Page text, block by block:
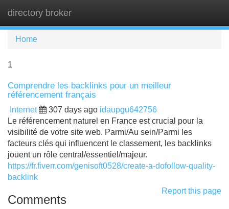
directory broker
Home
1
Comprendre les backlinks pour un meilleur
référencement français
Internet 307 days ago idaupgu642756
Le référencement naturel en France est crucial pour la
visibilité de votre site web. Parmi/Au sein/Parmi les
facteurs clés qui influencent le classement, les backlinks
jouent un rôle central/essentiel/majeur.
https://fr.fiverr.com/genisoft0528/create-a-dofollow-quality-
backlink
Report this page
Comments